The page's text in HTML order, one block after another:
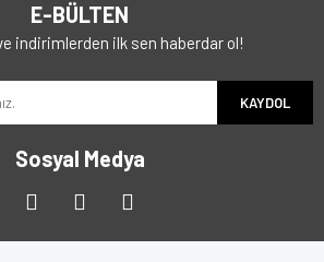
E-BÜLTEN
indirimlerden ilk sen haberdar ol!
KAYDOL
Sosyal Medya